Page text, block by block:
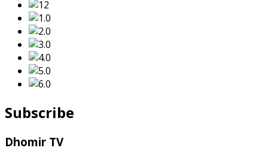
Subscribe
Dhomir TV